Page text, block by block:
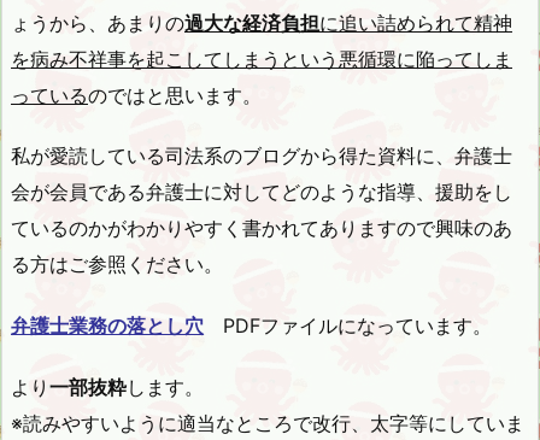
ょうから、あまりの過大な経済負担に追い詰められて精神
を病み不祥事を起こしてしまうという悪循環に陥ってしま
っているのではと思います。
私が愛読している司法系のブログから得た資料に、弁護士
会が会員である弁護士に対してどのような指導、援助をし
ているのかがわかりやすく書かれてありますので興味のあ
る方はご参照ください。
弁護士業務の落とし穴 PDFファイルになっています。
より 一部抜粋します。
※読みやすいように適当なところで改行、太字等にしていま